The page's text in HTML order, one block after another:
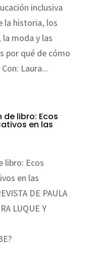
inclusiva
la historia, los
moda y las
por qué de cómo
Laura...
libro: Ecos
en las
libro: Ecos
en las
DE PAULA
LUQUE Y